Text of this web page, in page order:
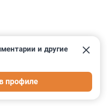
и другие
профиле